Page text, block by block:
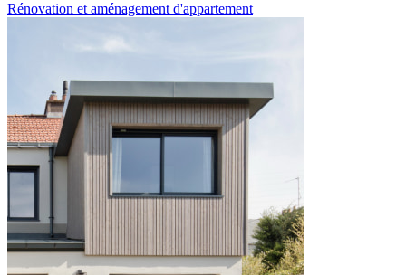
Rénovation et aménagement d'appartement